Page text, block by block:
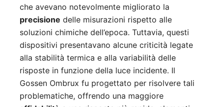
che avevano notevolmente migliorato la
precisione delle misurazioni rispetto alle
soluzioni chimiche dell’epoca. Tuttavia, questi
dispositivi presentavano alcune criticità legate
alla stabilità termica e alla variabilità delle
risposte in funzione della luce incidente. Il
Gossen Ombrux fu progettato per risolvere tali
problematiche, offrendo una maggiore